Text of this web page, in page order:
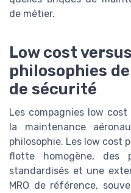
de métier.
Low cost
philosophies
de sécurité
Les compagnies low cost
la maintenance
philosophie. Les low cost
flotte homogène, des
standardisés et une
MRO de référence,